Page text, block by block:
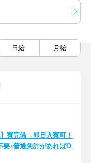
日給 月給
寮完備→即日入寮可！
♪普通免許があればO